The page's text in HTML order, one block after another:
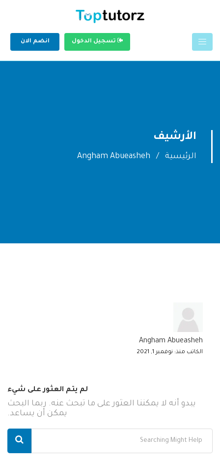
تسجيل الدخول انضم الان
الأرشيف
الرئيسية Angham Abueasheh
Angham Abueasheh
الكاتب منذ: نوفمبر 1, 2021
لم يتم العثور على شيء
يبدو أنه لا يمكننا العثور على ما تبحث عنه. ربما البحث
يمكن أن يساعد.